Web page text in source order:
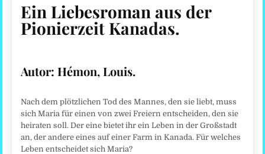
Ein Liebesroman aus der
Pionierzeit Kanadas.
Autor: Hémon, Louis.
Nach dem plötzlichen Tod des Mannes, den sie liebt, muss
sich Maria für einen von zwei Freiern entscheiden, den sie
heiraten soll. Der eine bietet ihr ein Leben in der Großstadt
an, der andere eines auf einer Farm in Kanada. Für welches
Leben entscheidet sich Maria?